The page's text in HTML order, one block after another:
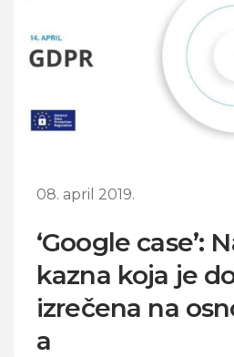
08. april 2019.
‘Google case’:
kazna koja je
izrečena na
a